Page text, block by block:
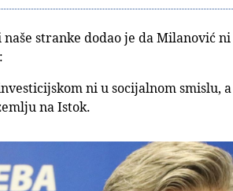
stranke dodao je da Milanović
ni u socijalnom smislu,
na Istok.